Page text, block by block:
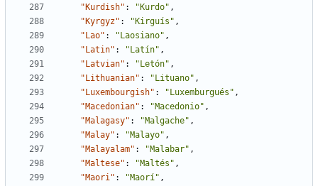
"Kurdish" : "Kurdo" ,
"Kyrgyz" : "Kirguís" ,
"Lao" : "Laosiano" ,
"Latin" : "Latín" ,
"Latvian" : "Letón" ,
"Lithuanian" : "Lituano" ,
"Luxembourgish" : "Luxemburgués" ,
"Macedonian" : "Macedonio" ,
"Malagasy" : "Malgache" ,
"Malay" : "Malayo" ,
"Malayalam" : "Malabar" ,
"Maltese" : "Maltés" ,
"Maori" : "Maorí" ,